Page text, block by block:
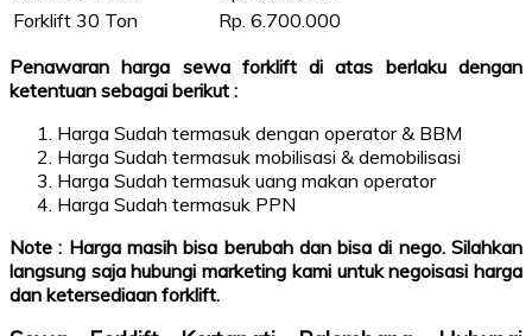
Forklift 30 Ton
Rp. 6.700.000
Penawaran harga sewa forklift di atas berlaku dengan
ketentuan sebagai berikut :
Harga Sudah termasuk dengan operator & BBM
Harga Sudah termasuk mobilisasi & demobilisasi
Harga Sudah termasuk uang makan operator
Harga Sudah termasuk PPN
Note : Harga masih bisa berubah dan bisa di nego. Silahkan
langsung saja hubungi marketing kami untuk negoisasi harga
dan ketersediaan forklift.